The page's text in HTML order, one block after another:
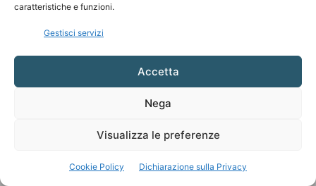
caratteristiche e funzioni.
Gestisci servizi
Accetta
Nega
Visualizza le preferenze
Cookie Policy Dichiarazione sulla Privacy